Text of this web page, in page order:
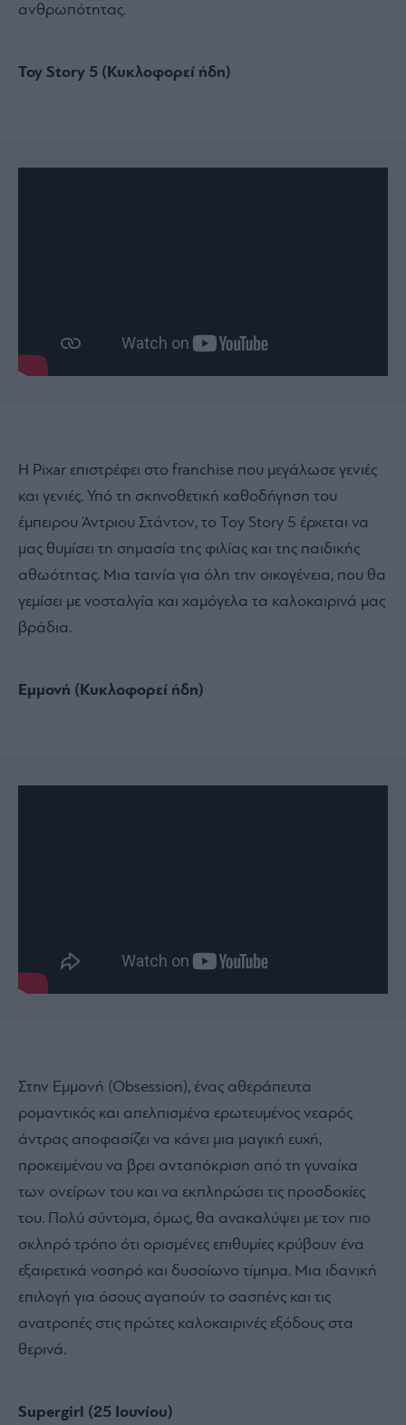
ανθρωπότητας.
Toy Story 5 (Κυκλοφορεί ήδη)
Η Pixar επιστρέφει στο franchise που μεγάλωσε γενιές
και γενιές. Υπό τη σκηνοθετική καθοδήγηση του
έμπειρου Άντριου Στάντον, το Toy Story 5 έρχεται να
μας θυμίσει τη σημασία της φιλίας και της παιδικής
αθωότητας. Μια ταινία για όλη την οικογένεια, που θα
γεμίσει με νοσταλγία και χαμόγελα τα καλοκαιρινά μας
βράδια.
Εμμονή (Κυκλοφορεί ήδη)
Στην Εμμονή (Obsession), ένας αθεράπευτα
ρομαντικός και απελπισμένα ερωτευμένος νεαρός
άντρας αποφασίζει να κάνει μια μαγική ευχή,
προκειμένου να βρει ανταπόκριση από τη γυναίκα
των ονείρων του και να εκπληρώσει τις προσδοκίες
του. Πολύ σύντομα, όμως, θα ανακαλύψει με τον πιο
σκληρό τρόπο ότι ορισμένες επιθυμίες κρύβουν ένα
εξαιρετικά νοσηρό και δυσοίωνο τίμημα. Μια ιδανική
επιλογή για όσους αγαπούν το σασπένς και τις
ανατροπές στις πρώτες καλοκαιρινές εξόδους στα
θερινά.
Supergirl (25 Ιουνίου)